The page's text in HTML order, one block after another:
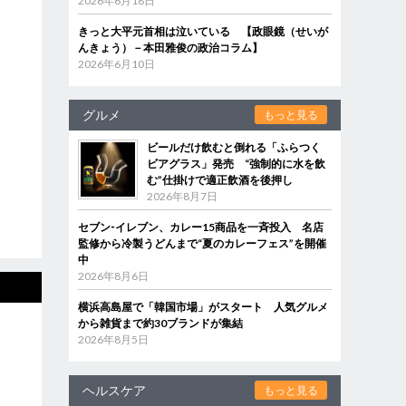
きっと大平元首相は泣いている 【政眼鏡（せいが
んきょう）－本田雅俊の政治コラム】
2026年6月10日
グルメ もっと見る
ビールだけ飲むと倒れる「ふらつく
ビアグラス」発売 “強制的に水を飲
む”仕掛けで適正飲酒を後押し
2026年8月7日
セブン‐イレブン、カレー15商品を一斉投入 名店
監修から冷製うどんまで“夏のカレーフェス”を開催
中
2026年8月6日
横浜高島屋で「韓国市場」がスタート 人気グルメ
から雑貨まで約30ブランドが集結
2026年8月5日
ヘルスケア もっと見る